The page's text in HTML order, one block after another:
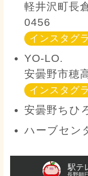
軽井沢町長
0456
インスタグ
YO-LO.
安曇野市穂
インスタグ
安曇野ちひ
ハーブセン